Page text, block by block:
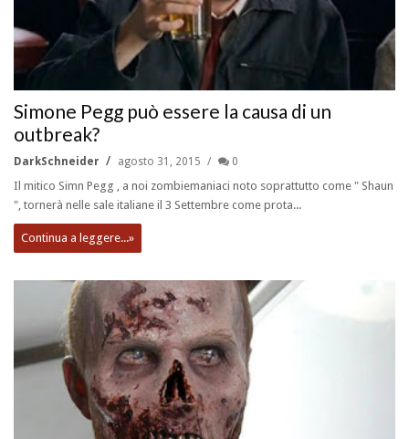
Simone Pegg può essere la causa di un
outbreak?
DarkSchneider agosto 31, 2015 0
Il mitico Simn Pegg , a noi zombiemaniaci noto soprattutto come " Shaun
", tornerà nelle sale italiane il 3 Settembre come prota...
Continua a leggere...»